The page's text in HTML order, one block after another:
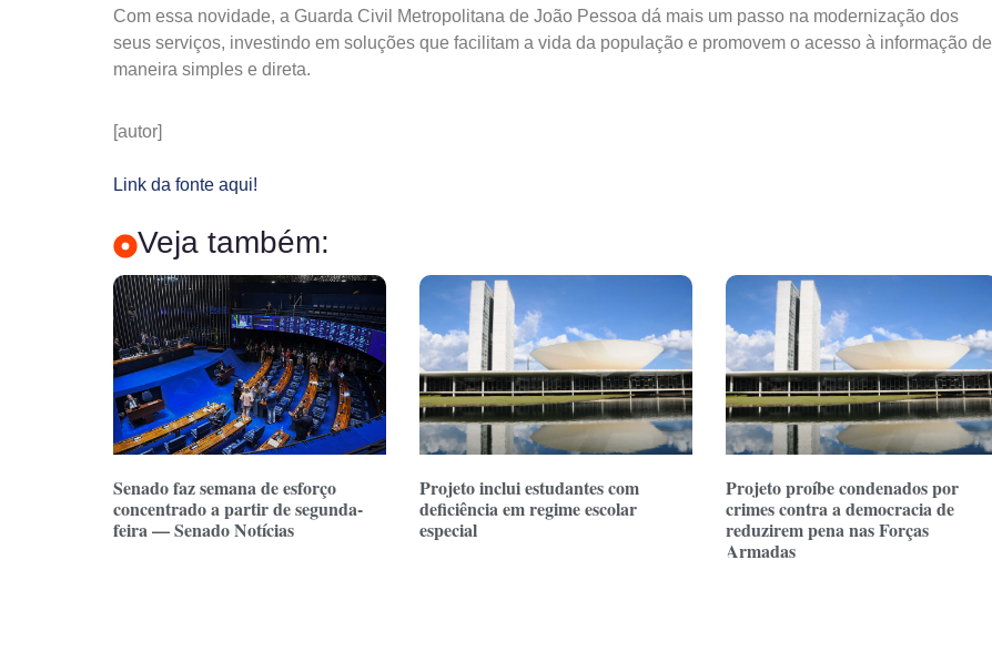
Com essa novidade, a Guarda Civil Metropolitana de João Pessoa dá mais um passo na modernização dos
seus serviços, investindo em soluções que facilitam a vida da população e promovem o acesso à informação de
maneira simples e direta.
[autor]
Link da fonte aqui!
Veja também:
Senado faz semana de esforço
concentrado a partir de segunda-
feira — Senado Notícias
Projeto inclui estudantes com
deficiência em regime escolar
especial
Projeto proíbe condenados por
crimes contra a democracia de
reduzirem pena nas Forças
Armadas